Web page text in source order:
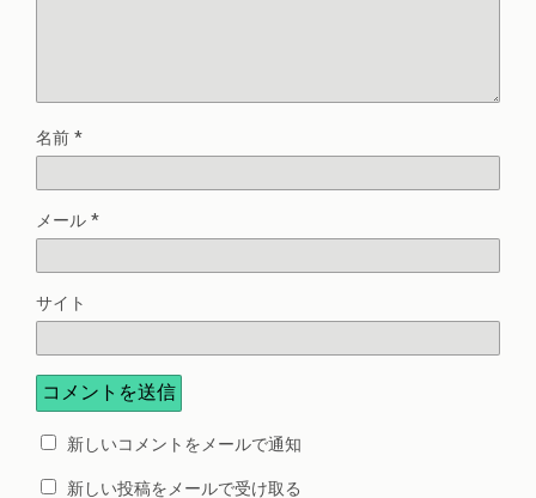
名前 *
メール *
サイト
新しいコメントをメールで通知
新しい投稿をメールで受け取る